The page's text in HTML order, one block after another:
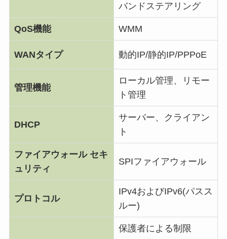
バンドステアリング
QoS機能 WMM
WANタイプ 動的IP/静的IP/PPPoE
管理機能
ローカル管理、リモー
ト管理
DHCP
サーバー、クライアン
ト
ファイアウォール セキ
ュリティ
SPIファイアウォール
プロトコル
IPv4およびIPv6(パスス
ルー)
保護者による制限